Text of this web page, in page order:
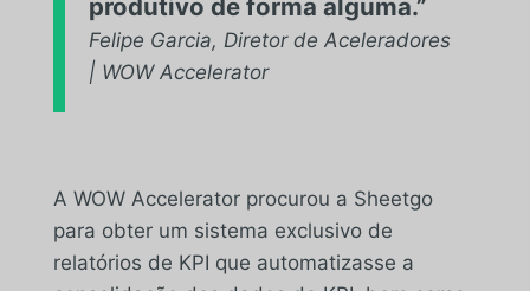
produtivo de forma alguma.”
Felipe Garcia, Diretor de Aceleradores
| WOW Accelerator
A WOW Accelerator procurou a Sheetgo
para obter um sistema exclusivo de
relatórios de KPI que automatizasse a